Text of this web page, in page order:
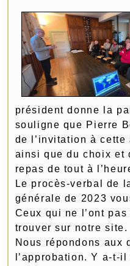
président donne la
souligne que Pierre
de l’invitation à cette
ainsi que du choix et
repas de tout à
Le procès-verbal de
générale de 2023
Ceux qui ne l’ont
trouver sur notre site.
Nous répondons aux
l’approbation. Y a-t-